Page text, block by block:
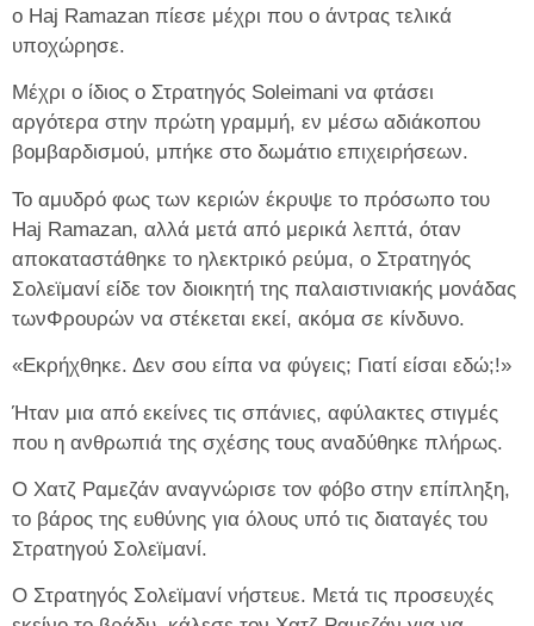
ο Haj Ramazan πίεσε μέχρι που ο άντρας τελικά
υποχώρησε.
Μέχρι ο ίδιος ο Στρατηγός Soleimani να φτάσει
αργότερα στην πρώτη γραμμή, εν μέσω αδιάκοπου
βομβαρδισμού, μπήκε στο δωμάτιο επιχειρήσεων.
Το αμυδρό φως των κεριών έκρυψε το πρόσωπο του
Haj Ramazan, αλλά μετά από μερικά λεπτά, όταν
αποκαταστάθηκε το ηλεκτρικό ρεύμα, ο Στρατηγός
Σολεϊμανί είδε τον διοικητή της παλαιστινιακής μονάδας
τωνΦρουρών να στέκεται εκεί, ακόμα σε κίνδυνο.
«Εκρήχθηκε. Δεν σου είπα να φύγεις; Γιατί είσαι εδώ;!»
Ήταν μια από εκείνες τις σπάνιες, αφύλακτες στιγμές
που η ανθρωπιά της σχέσης τους αναδύθηκε πλήρως.
Ο Χατζ Ραμεζάν αναγνώρισε τον φόβο στην επίπληξη,
το βάρος της ευθύνης για όλους υπό τις διαταγές του
Στρατηγού Σολεϊμανί.
Ο Στρατηγός Σολεϊμανί νήστευε. Μετά τις προσευχές